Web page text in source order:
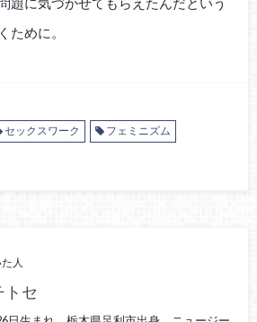
ために。
セックスワーク フェミニズム
人
トセ